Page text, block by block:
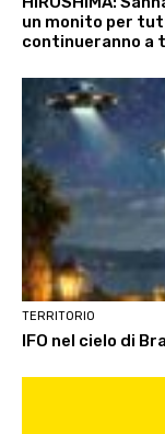
un monito per
continueranno a
TERRITORIO
IFO nel cielo di